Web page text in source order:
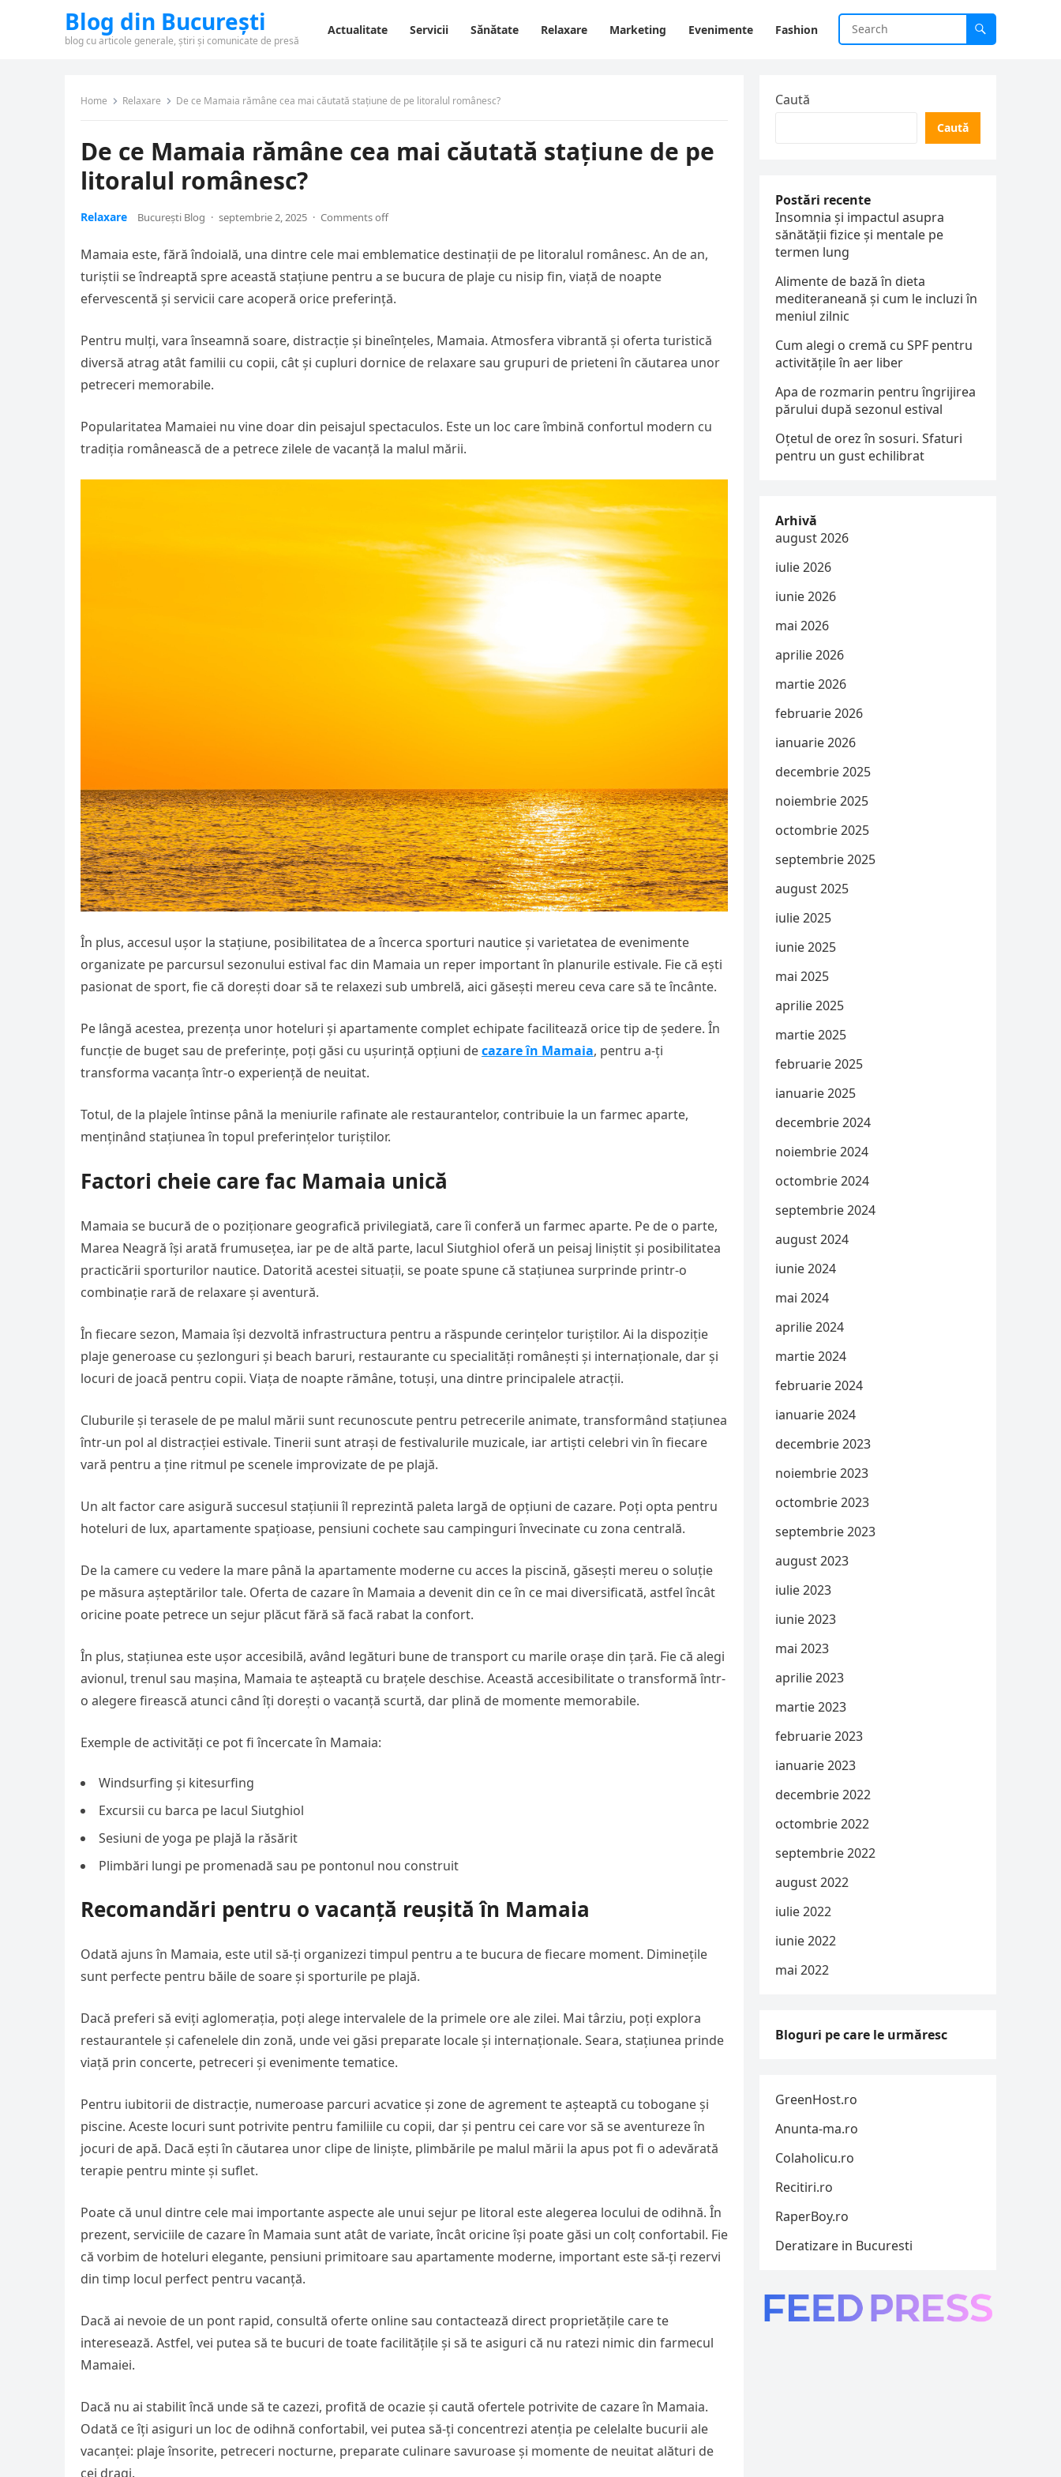
Blog din București
blog cu articole generale, știri și comunicate de presă
Actualitate Servicii Sănătate Relaxare Marketing Evenimente Fashion
Home Relaxare De ce Mamaia rămâne cea mai căutată stațiune de pe litoralul românesc?
De ce Mamaia rămâne cea mai căutată stațiune de pe
litoralul românesc?
Relaxare București Blog · septembrie 2, 2025 · Comments off
Mamaia este, fără îndoială, una dintre cele mai emblematice destinații de pe litoralul românesc. An de an,
turiștii se îndreaptă spre această stațiune pentru a se bucura de plaje cu nisip fin, viață de noapte
efervescentă și servicii care acoperă orice preferință.
Pentru mulți, vara înseamnă soare, distracție și bineînțeles, Mamaia. Atmosfera vibrantă și oferta turistică
diversă atrag atât familii cu copii, cât și cupluri dornice de relaxare sau grupuri de prieteni în căutarea unor
petreceri memorabile.
Popularitatea Mamaiei nu vine doar din peisajul spectaculos. Este un loc care îmbină confortul modern cu
tradiția românească de a petrece zilele de vacanță la malul mării.
În plus, accesul ușor la stațiune, posibilitatea de a încerca sporturi nautice și varietatea de evenimente
organizate pe parcursul sezonului estival fac din Mamaia un reper important în planurile estivale. Fie că ești
pasionat de sport, fie că dorești doar să te relaxezi sub umbrelă, aici găsești mereu ceva care să te încânte.
Pe lângă acestea, prezența unor hoteluri și apartamente complet echipate facilitează orice tip de ședere. În
funcție de buget sau de preferințe, poți găsi cu ușurință opțiuni decazare în Mamaia, pentru a-ți
transforma vacanța într-o experiență de neuitat.
Totul, de la plajele întinse până la meniurile rafinate ale restaurantelor, contribuie la un farmec aparte,
menținând stațiunea în topul preferințelor turiștilor.
Factori cheie care fac Mamaia unică
Mamaia se bucură de o poziționare geografică privilegiată, care îi conferă un farmec aparte. Pe de o parte,
Marea Neagră își arată frumusețea, iar pe de altă parte, lacul Siutghiol oferă un peisaj liniștit și posibilitatea
practicării sporturilor nautice. Datorită acestei situații, se poate spune că stațiunea surprinde printr-o
combinație rară de relaxare și aventură.
În fiecare sezon, Mamaia își dezvoltă infrastructura pentru a răspunde cerințelor turiștilor. Ai la dispoziție
plaje generoase cu șezlonguri și beach baruri, restaurante cu specialități românești și internaționale, dar și
locuri de joacă pentru copii. Viața de noapte rămâne, totuși, una dintre principalele atracții.
Cluburile și terasele de pe malul mării sunt recunoscute pentru petrecerile animate, transformând stațiunea
într-un pol al distracției estivale. Tinerii sunt atrași de festivalurile muzicale, iar artiști celebri vin în fiecare
vară pentru a ține ritmul pe scenele improvizate de pe plajă.
Un alt factor care asigură succesul stațiunii îl reprezintă paleta largă de opțiuni de cazare. Poți opta pentru
hoteluri de lux, apartamente spațioase, pensiuni cochete sau campinguri învecinate cu zona centrală.
De la camere cu vedere la mare până la apartamente moderne cu acces la piscină, găsești mereu o soluție
pe măsura așteptărilor tale. Oferta de cazare în Mamaia a devenit din ce în ce mai diversificată, astfel încât
oricine poate petrece un sejur plăcut fără să facă rabat la confort.
În plus, stațiunea este ușor accesibilă, având legături bune de transport cu marile orașe din țară. Fie că alegi
avionul, trenul sau mașina, Mamaia te așteaptă cu brațele deschise. Această accesibilitate o transformă într-
o alegere firească atunci când îți dorești o vacanță scurtă, dar plină de momente memorabile.
Exemple de activități ce pot fi încercate în Mamaia:
Windsurfing și kitesurfing
Excursii cu barca pe lacul Siutghiol
Sesiuni de yoga pe plajă la răsărit
Plimbări lungi pe promenadă sau pe pontonul nou construit
Recomandări pentru o vacanță reușită în Mamaia
Odată ajuns în Mamaia, este util să-ți organizezi timpul pentru a te bucura de fiecare moment. Diminețile
sunt perfecte pentru băile de soare și sporturile pe plajă.
Dacă preferi să eviți aglomerația, poți alege intervalele de la primele ore ale zilei. Mai târziu, poți explora
restaurantele și cafenelele din zonă, unde vei găsi preparate locale și internaționale. Seara, stațiunea prinde
viață prin concerte, petreceri și evenimente tematice.
Pentru iubitorii de distracție, numeroase parcuri acvatice și zone de agrement te așteaptă cu tobogane și
piscine. Aceste locuri sunt potrivite pentru familiile cu copii, dar și pentru cei care vor să se aventureze în
jocuri de apă. Dacă ești în căutarea unor clipe de liniște, plimbările pe malul mării la apus pot fi o adevărată
terapie pentru minte și suflet.
Poate că unul dintre cele mai importante aspecte ale unui sejur pe litoral este alegerea locului de odihnă. În
prezent, serviciile de cazare în Mamaia sunt atât de variate, încât oricine își poate găsi un colț confortabil. Fie
că vorbim de hoteluri elegante, pensiuni primitoare sau apartamente moderne, important este să-ți rezervi
din timp locul perfect pentru vacanță.
Dacă ai nevoie de un pont rapid, consultă oferte online sau contactează direct proprietățile care te
interesează. Astfel, vei putea să te bucuri de toate facilitățile și să te asiguri că nu ratezi nimic din farmecul
Mamaiei.
Dacă nu ai stabilit încă unde să te cazezi, profită de ocazie și caută ofertele potrivite de cazare în Mamaia.
Odată ce îți asiguri un loc de odihnă confortabil, vei putea să-ți concentrezi atenția pe celelalte bucurii ale
vacanței: plaje însorite, petreceri nocturne, preparate culinare savuroase și momente de neuitat alături de
cei dragi.
Caută
Caută
Postări recente
Insomnia și impactul asupra
sănătății fizice și mentale pe
termen lung
Alimente de bază în dieta
mediteraneană și cum le incluzi în
meniul zilnic
Cum alegi o cremă cu SPF pentru
activitățile în aer liber
Apa de rozmarin pentru îngrijirea
părului după sezonul estival
Oțetul de orez în sosuri. Sfaturi
pentru un gust echilibrat
Arhivă
august 2026
iulie 2026
iunie 2026
mai 2026
aprilie 2026
martie 2026
februarie 2026
ianuarie 2026
decembrie 2025
noiembrie 2025
octombrie 2025
septembrie 2025
august 2025
iulie 2025
iunie 2025
mai 2025
aprilie 2025
martie 2025
februarie 2025
ianuarie 2025
decembrie 2024
noiembrie 2024
octombrie 2024
septembrie 2024
august 2024
iunie 2024
mai 2024
aprilie 2024
martie 2024
februarie 2024
ianuarie 2024
decembrie 2023
noiembrie 2023
octombrie 2023
septembrie 2023
august 2023
iulie 2023
iunie 2023
mai 2023
aprilie 2023
martie 2023
februarie 2023
ianuarie 2023
decembrie 2022
octombrie 2022
septembrie 2022
august 2022
iulie 2022
iunie 2022
mai 2022
Bloguri pe care le urmăresc
GreenHost.ro
Anunta-ma.ro
Colaholicu.ro
Recitiri.ro
RaperBoy.ro
Deratizare in Bucuresti